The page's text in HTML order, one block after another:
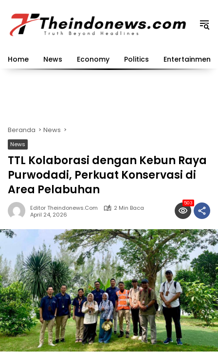
konten
Home News Economy Politics Entertainment
Beranda News
News
TTL Kolaborasi dengan Kebun Raya
Purwodadi, Perkuat Konservasi di
Area Pelabuhan
Editor Theindonews.com
2 Min Baca
April 24, 2026
503